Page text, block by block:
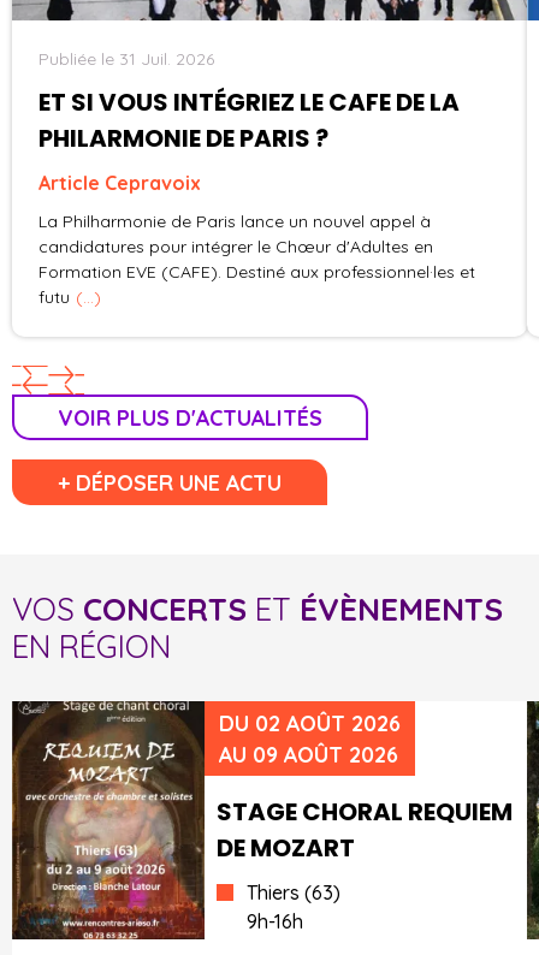
Publiée le 31 Juil. 2026
ET SI VOUS INTÉGRIEZ LE CAFE DE LA
PHILARMONIE DE PARIS ?
Article Cepravoix
La Philharmonie de Paris lance un nouvel appel à
candidatures pour intégrer le Chœur d'Adultes en
Formation EVE (CAFE). Destiné aux professionnel·les et
futu (...)
VOIR PLUS D'ACTUALITÉS
+ DÉPOSER UNE ACTU
VOS CONCERTS ET ÉVÈNEMENTS
EN RÉGION
DU 02 AOÛT 2026
AU 09 AOÛT 2026
STAGE CHORAL REQUIEM
DE MOZART
Thiers (63)
9h-16h